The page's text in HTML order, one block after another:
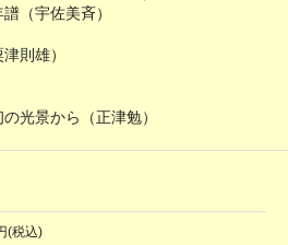
（宇佐美斉）
則雄）
光景から（正津勉）
(税込)